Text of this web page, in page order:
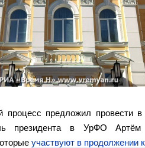
процесс предложил провести
президента в УрФО
участвуют в продолжении